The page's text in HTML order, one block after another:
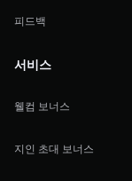
피드백
서비스
웰컴 보너스
지인 초대 보너스